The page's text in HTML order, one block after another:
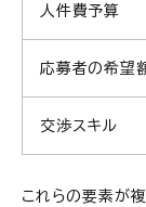
人件費予算
応募者の希望
交渉スキル
これらの要素が